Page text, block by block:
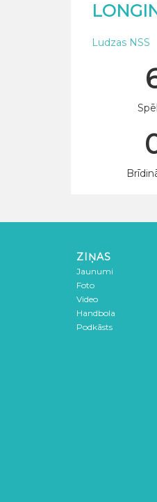
Ludzas NSS
ZIŅAS
Jaunumi
Foto
Video
Handbola
Podkāsts